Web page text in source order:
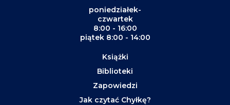
poniedziałek-
czwartek
8:00 - 16:00
piątek 8:00 - 14:00
Książki
Biblioteki
Zapowiedzi
Jak czytać Chyłkę?